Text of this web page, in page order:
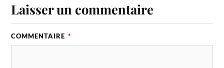
Laisser un commentaire
COMMENTAIRE *